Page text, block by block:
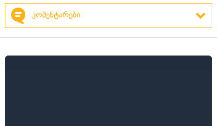
კომენტარები